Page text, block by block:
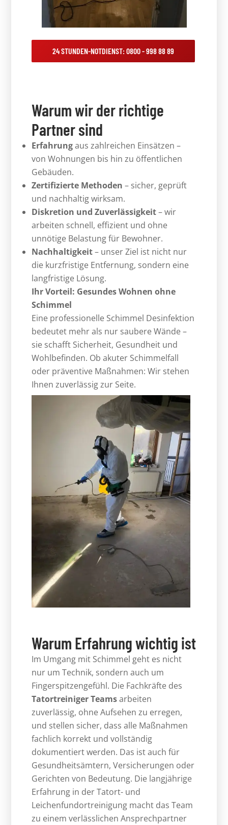
24 STUNDEN-NOTDIENST: 0800 - 998 88 89
Warum wir der richtige
Partner sind
Erfahrungaus zahlreichen Einsätzen –
von Wohnungen bis hin zu öffentlichen
Gebäuden.
Zertifizierte Methoden – sicher, geprüft
und nachhaltig wirksam.
Diskretion und Zuverlässigkeit– wir
arbeiten schnell, effizient und ohne
unnötige Belastung für Bewohner.
Nachhaltigkeit– unser Ziel ist nicht nur
die kurzfristige Entfernung, sondern eine
langfristige Lösung.
Ihr Vorteil: Gesundes Wohnen ohne
Schimmel
Eine professionelle Schimmel Desinfektion
bedeutet mehr als nur saubere Wände –
sie schafft Sicherheit, Gesundheit und
Wohlbefinden. Ob akuter Schimmelfall
oder präventive Maßnahmen: Wir stehen
Ihnen zuverlässig zur Seite.
Warum Erfahrung wichtig ist
Im Umgang mit Schimmel geht es nicht
nur um Technik, sondern auch um
Fingerspitzengefühl. Die Fachkräfte des
Tatortreiniger Teamsarbeiten
zuverlässig, ohne Aufsehen zu erregen,
und stellen sicher, dass alle Maßnahmen
fachlich korrekt und vollständig
dokumentiert werden. Das ist auch für
Gesundheitsämtern, Versicherungen oder
Gerichten von Bedeutung. Die langjährige
Erfahrung in der Tatort- und
Leichenfundortreinigung macht das Team
zu einem verlässlichen Ansprechpartner